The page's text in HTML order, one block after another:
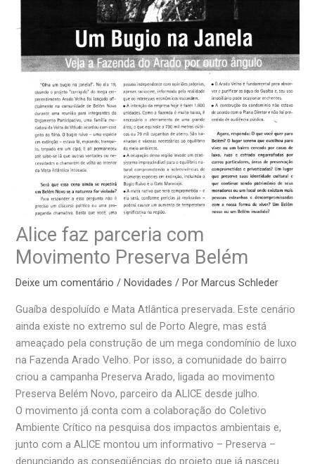
Alice faz parceria com
Movimento Preserva Belém
Deixe um comentário / Novidades / Por Marcus Schleder
Guaíba despoluído e Mata Atlântica preservada. Este cenário
ainda existe no extremo sul de Porto Alegre, mas está
ameaçado pela construção de um mega condomínio de luxo
na Fazenda Arado Velho. Por isso, a comunidade do bairro
criou a campanha Preserva Arado, ligada ao movimento
Preserva Belém Novo, parceiro da ALICE desde julho.
O movimento já conta com a colaboração do Coletivo
Ambiente Crítico na pesquisa dos impactos ambientais e,
junto com a ALICE montou um informativo – Preserva –
denunciando as conseqüências do projeto que já nasceu